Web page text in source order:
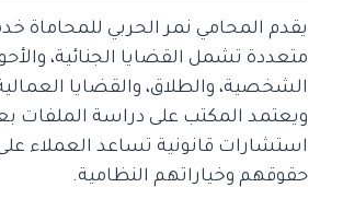
يقدم المحامي نمر الحربي للمحاماة
متعددة تشمل القضايا الجنائية،
الشخصية، والطلاق، والقضايا
ويعتمد المكتب على دراسة الملفات
استشارات قانونية تساعد العملاء
حقوقهم وخياراتهم النظامية.